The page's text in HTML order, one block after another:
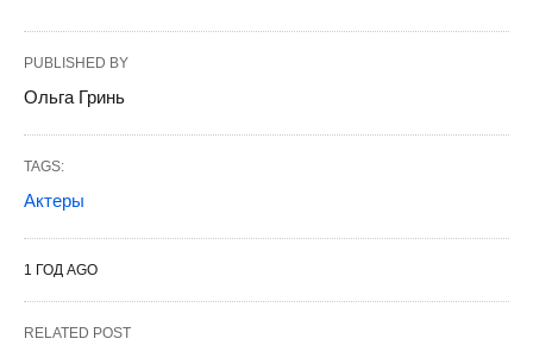
PUBLISHED BY
Ольга Гринь
TAGS:
Актеры
1 ГОД AGO
RELATED POST